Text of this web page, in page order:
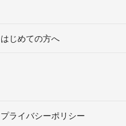
はじめての方へ
プライバシーポリシー